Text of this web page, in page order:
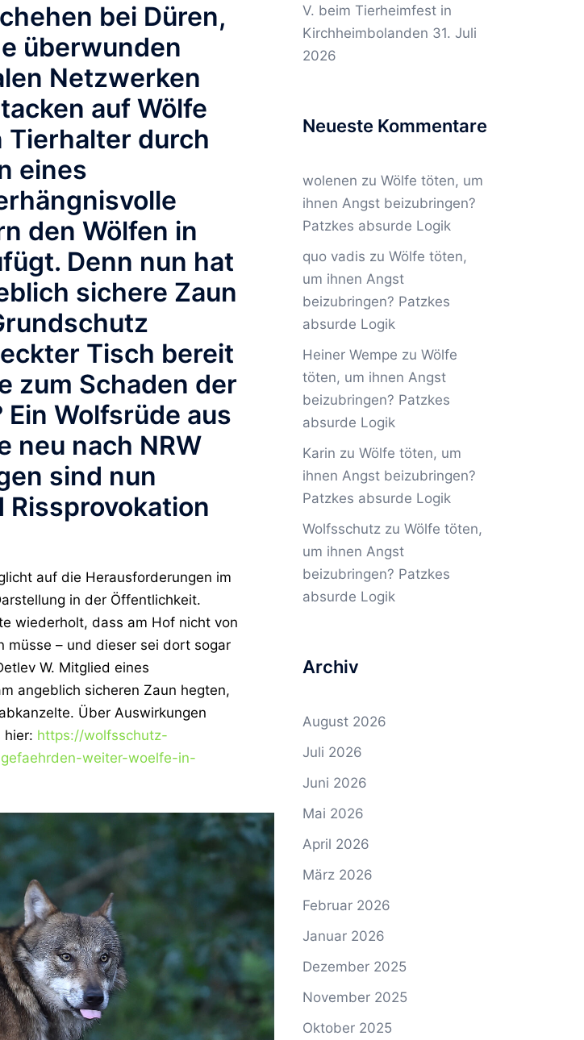
bei Düren,
überwunden
Netzwerken
auf Wölfe
durch
eines
den Wölfen in
Denn nun hat
sichere Zaun
Tisch bereit
zum Schaden der
Wolfsrüde aus
neu nach NRW
sind nun
Rissprovokation
auf die Herausforderungen im
in der Öffentlichkeit.
wiederholt, dass am Hof nicht von
müsse – und dieser sei dort sogar
W. Mitglied eines
angeblich sicheren Zaun hegten,
Über Auswirkungen
hier: https://wolfsschutz-
weiter-woelfe-in-
V. beim Tierheimfest in
Kirchheimbolanden 31. Juli
2026
Neueste Kommentare
wolenen zu Wölfe töten, um
ihnen Angst beizubringen?
Patzkes absurde Logik
quo vadis zu Wölfe töten,
um ihnen Angst
beizubringen? Patzkes
absurde Logik
Heiner Wempe zu Wölfe
töten, um ihnen Angst
beizubringen? Patzkes
absurde Logik
Karin zu Wölfe töten, um
ihnen Angst beizubringen?
Patzkes absurde Logik
Wolfsschutzzu Wölfe töten,
um ihnen Angst
beizubringen? Patzkes
absurde Logik
Archiv
August 2026
Juli 2026
Juni 2026
Mai 2026
April 2026
März 2026
Februar 2026
Januar 2026
Dezember 2025
November 2025
Oktober 2025